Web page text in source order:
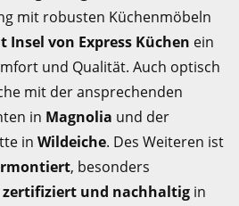
mit robusten Küchenmöbeln
Insel von Express Küchen ein
und Qualität. Auch optisch
mit der ansprechenden
in Magnolia und der
in Wildeiche. Des Weiteren ist
, besonders
zertifiziert und nachhaltig in